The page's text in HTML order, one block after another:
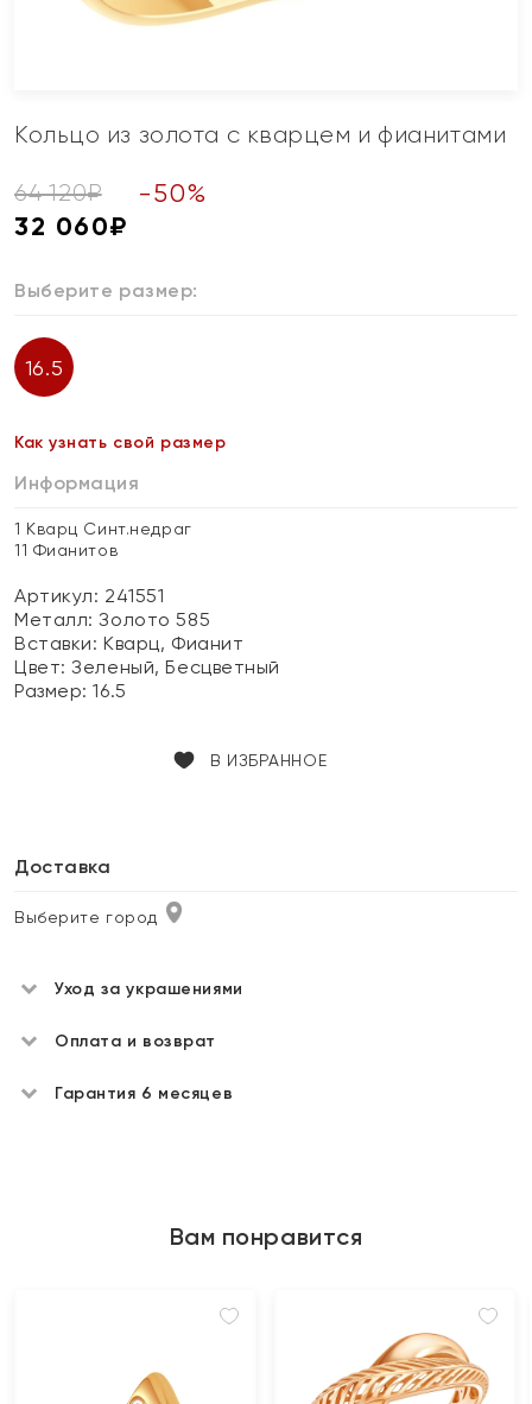
Кольцо из золота с кварцем и фианитами
64 120₽ -50%
32 060₽
Выберите размер:
16.5
Как узнать свой размер
Информация
1 Кварц Синт.недраг
11 Фианитов
Артикул: 241551
Металл:Золото 585
Вставки:Кварц, Фианит
Цвет:Зеленый, Бесцветный
Размер:16.5
В ИЗБРАННОЕ
Доставка
Выберите город
Уход за украшениями
Оплата и возврат
Гарантия 6 месяцев
Вам понравится